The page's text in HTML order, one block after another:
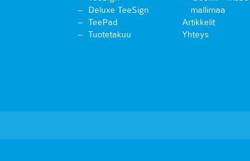
Deluxe TeeSign
TeePad
Tuotetakuu
mallimaa
Artikkelit
Yhteys